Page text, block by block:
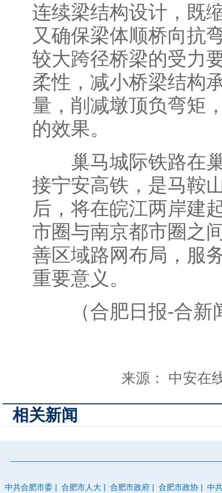
连续梁结构设计，既
又确保梁体顺桥向抗
较大跨径桥梁的受力
柔性，减小桥梁结构
量，削减墩顶负弯矩
的效果。
巢马城际铁路在巢
接宁安高铁，是马鞍
后，将在皖江两岸建
市圈与南京都市圈之
善区域路网布局，服
重要意义。
（合肥日报-合新
来源： 中安在
相关新闻
中共合肥市委 合肥市人大 合肥市政府 合肥市政协 中